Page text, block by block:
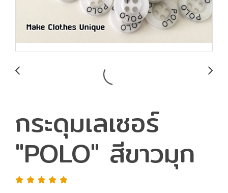
กระดุมเลเซอร์
"POLO" สีขาวมุก